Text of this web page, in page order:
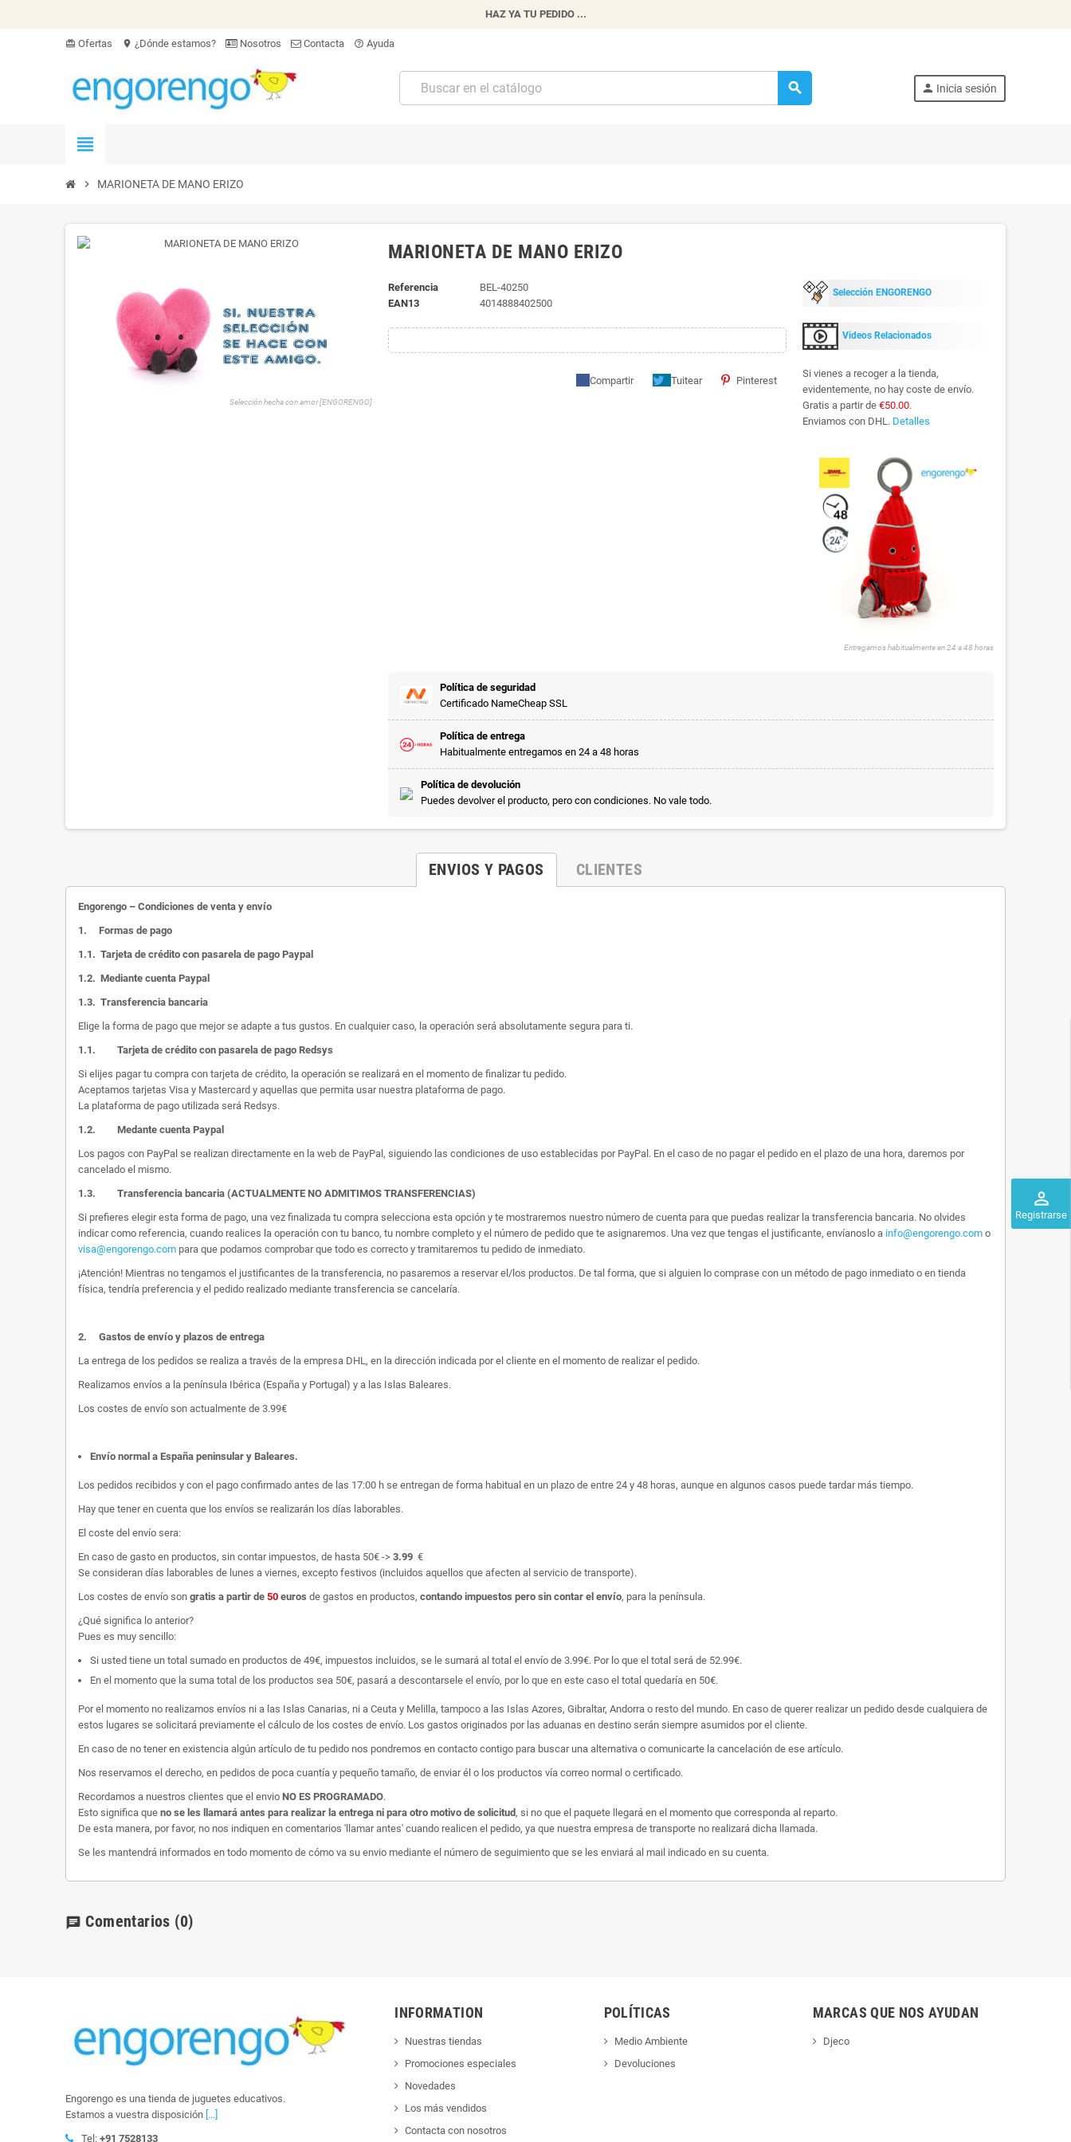
HAZ YA TU PEDIDO ...
card_giftcard Ofertas location_on ¿Dónde estamos? Nosotros Contacta help_outline Ayuda
search person Inicia sesión
perm_identity
Registrarse
view_headline
chevron_right MARIONETA DE MANO ERIZO
Selección hecha con amor [ENGORENGO]
MARIONETA DE MANO ERIZO
Referencia
BEL-40250
EAN13
4014888402500
Compartir Tuitear Pinterest
Selección ENGORENGO
Videos Relacionados
Si vienes a recoger a la tienda,
evidentemente, no hay coste de envío.
Gratis a partir de €50.00.
Enviamos con DHL. Detalles
Entregamos habitualmente en 24 a 48 horas
Política de seguridad
Certificado NameCheap SSL
Política de entrega
Habitualmente entregamos en 24 a 48 horas
Política de devolución
Puedes devolver el producto, pero con condiciones. No vale todo.
ENVIOS Y PAGOS CLIENTES
Engorengo – Condiciones de venta y envío
1. Formas de pago
1.1. Tarjeta de crédito con pasarela de pago Paypal
1.2. Mediante cuenta Paypal
1.3. Transferencia bancaria
Elige la forma de pago que mejor se adapte a tus gustos. En cualquier caso, la operación será absolutamente segura para ti.
1.1. Tarjeta de crédito con pasarela de pago Redsys
Si elijes pagar tu compra con tarjeta de crédito, la operación se realizará en el momento de finalizar tu pedido.
Aceptamos tarjetas Visa y Mastercard y aquellas que permita usar nuestra plataforma de pago.
La plataforma de pago utilizada será Redsys.
1.2. Medante cuenta Paypal
Los pagos con PayPal se realizan directamente en la web de PayPal, siguiendo las condiciones de uso establecidas por PayPal. En el caso de no pagar el pedido en el plazo de una hora, daremos por
cancelado el mismo.
1.3. Transferencia bancaria (ACTUALMENTE NO ADMITIMOS TRANSFERENCIAS)
Si prefieres elegir esta forma de pago, una vez finalizada tu compra selecciona esta opción y te mostraremos nuestro número de cuenta para que puedas realizar la transferencia bancaria. No olvides
indicar como referencia, cuando realices la operación con tu banco, tu nombre completo y el número de pedido que te asignaremos. Una vez que tengas el justificante, envíanoslo a info@engorengo.com o
visa@engorengo.com para que podamos comprobar que todo es correcto y tramitaremos tu pedido de inmediato.
¡Atención! Mientras no tengamos el justificantes de la transferencia, no pasaremos a reservar el/los productos. De tal forma, que si alguien lo comprase con un método de pago inmediato o en tienda
física, tendría preferencia y el pedido realizado mediante transferencia se cancelaría.
2. Gastos de envío y plazos de entrega
La entrega de los pedidos se realiza a través de la empresa DHL, en la dirección indicada por el cliente en el momento de realizar el pedido.
Realizamos envíos a la península Ibérica (España y Portugal) y a las Islas Baleares.
Los costes de envío son actualmente de 3.99€
Envío normal a España peninsular y Baleares.
Los pedidos recibidos y con el pago confirmado antes de las 17:00 h se entregan de forma habitual en un plazo de entre 24 y 48 horas, aunque en algunos casos puede tardar más tiempo.
Hay que tener en cuenta que los envíos se realizarán los días laborables.
El coste del envío sera:
En caso de gasto en productos, sin contar impuestos, de hasta 50€ -> 3.99 €
Se consideran días laborables de lunes a viernes, excepto festivos (incluidos aquellos que afecten al servicio de transporte).
Los costes de envío son gratis a partir de 50 euros de gastos en productos, contando impuestos pero sin contar el envío, para la península.
¿Qué significa lo anterior?
Pues es muy sencillo:
Si usted tiene un total sumado en productos de 49€, impuestos incluidos, se le sumará al total el envío de 3.99€. Por lo que el total será de 52.99€.
En el momento que la suma total de los productos sea 50€, pasará a descontarsele el envío, por lo que en este caso el total quedaría en 50€.
Por el momento no realizamos envíos ni a las Islas Canarias, ni a Ceuta y Melilla, tampoco a las Islas Azores, Gibraltar, Andorra o resto del mundo. En caso de querer realizar un pedido desde cualquiera de
estos lugares se solicitará previamente el cálculo de los costes de envío. Los gastos originados por las aduanas en destino serán siempre asumidos por el cliente.
En caso de no tener en existencia algún artículo de tu pedido nos pondremos en contacto contigo para buscar una alternativa o comunicarte la cancelación de ese artículo.
Nos reservamos el derecho, en pedidos de poca cuantía y pequeño tamaño, de enviar él o los productos vía correo normal o certificado.
Recordamos a nuestros clientes que el envio NO ES PROGRAMADO.
Esto significa que no se les llamará antes para realizar la entrega ni para otro motivo de solicitud , si no que el paquete llegará en el momento que corresponda al reparto.
De esta manera, por favor, no nos indiquen en comentarios 'llamar antes' cuando realicen el pedido, ya que nuestra empresa de transporte no realizará dicha llamada.
Se les mantendrá informados en todo momento de cómo va su envio mediante el número de seguimiento que se les enviará al mail indicado en su cuenta.
chat Comentarios (0)
Engorengo es una tienda de juguetes educativos.
Estamos a vuestra disposición [...]
Tel: +91 7528133
INFORMATION
Nuestras tiendas
Promociones especiales
Novedades
Los más vendidos
Contacta con nosotros
POLÍTICAS
Medio Ambiente
Devoluciones
MARCAS QUE NOS AYUDAN
Djeco